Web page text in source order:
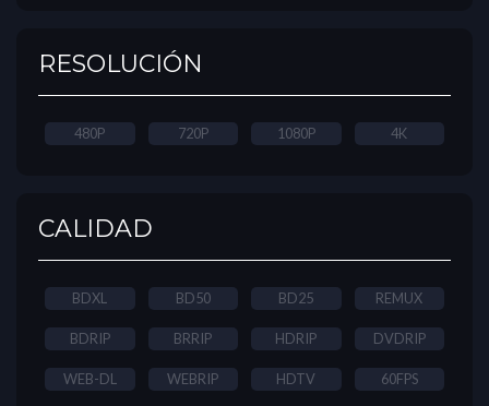
RESOLUCIÓN
480P 720P 1080P 4K
CALIDAD
BDXL BD50 BD25 REMUX
BDRIP BRRIP HDRIP DVDRIP
WEB-DL WEBRIP HDTV 60FPS